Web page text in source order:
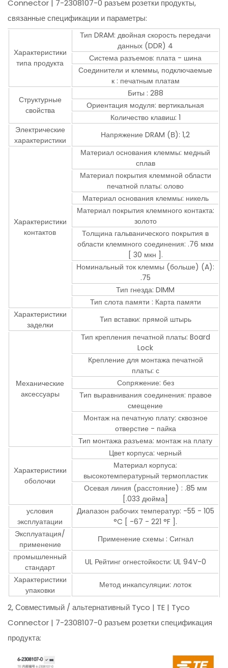
Connector | 7-2308107-0 разъем розетки продукты,
связанные спецификации и параметры:
Характеристики
типа продукта
Тип DRAM: двойная скорость передачи
данных (DDR) 4
Система разъемов: плата - шина
Соединители и клеммы, подключаемые
к : печатным платам
Структурные
свойства
Биты : 288
Ориентация модуля: вертикальная
Количество клавиш: 1
Электрические
характеристики
Напряжение DRAM (В): 1,2
Характеристики
контактов
Материал основания клеммы: медный
сплав
Материал покрытия клеммной области
печатной платы: олово
Материал основания клеммы: никель
Материал покрытия клеммного контакта:
золото
Толщина гальванического покрытия в
области клеммного соединения: .76 мкм
[ 30 мкн ].
Номинальный ток клеммы (больше) (A):
.75
Тип гнезда: DIMM
Тип слота памяти : Карта памяти
Характеристики
заделки
Тип вставки: прямой штырь
Механические
аксессуары
Тип крепления печатной платы: Board
Lock
Крепление для монтажа печатной
платы: с
Сопряжение: без
Тип выравнивания соединения: правое
смещение
Монтаж на печатную плату: сквозное
отверстие - пайка
Тип монтажа разъема: монтаж на плату
Характеристики
оболочки
Цвет корпуса: черный
Материал корпуса:
высокотемпературный термопластик
Осевая линия (расстояние) : .85 мм
[.033 дюйма]
условия
эксплуатации
Диапазон рабочих температур: -55 - 105
°C [ -67 - 221 °F ].
Эксплуатация/
применение
Применение схемы : Сигнал
промышленный
стандарт
UL Рейтинг огнестойкости: UL 94V-0
Характеристики
упаковки
Метод инкапсуляции: лоток
2, Совместимый / альтернативный Tyco | TE | Tyco
Connector | 7-2308107-0 разъем розетки спецификация
продукта: